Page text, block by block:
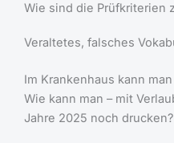
Wie sind die Prüfkriterien
Veraltetes, falsches
Im Krankenhaus kann
Wie kann man – mit
Jahre 2025 noch drucken?